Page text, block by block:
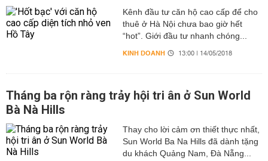
Kênh đầu tư căn hộ cao cấp để cho
thuê ở Hà Nội chưa bao giờ hết
“hot”. Giới đầu tư nhanh chóng...
KINH DOANH 13:00 | 14/05/2018
Tháng ba rộn ràng trảy hội tri ân ở Sun World
Bà Nà Hills
Thay cho lời cảm ơn thiết thực nhất,
Sun World Ba Na Hills đã dành tặng
du khách Quảng Nam, Đà Nẵng...